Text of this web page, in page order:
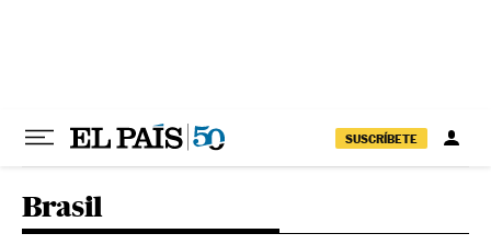
SUSCRÍBETE
Brasil